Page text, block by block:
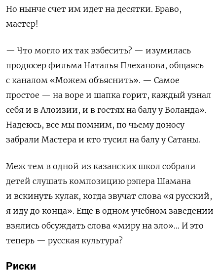
Но нынче счет им идет на десятки. Браво,
мастер!
— Что могло их так взбесить? — изумилась
продюсер фильма Наталья Плеханова, общаясь
с каналом «Можем объяснить». — Самое
простое — на воре и шапка горит, каждый узнал
себя и в Алоизии, и в гостях на балу у Воланда».
Надеюсь, все мы помним, по чьему доносу
забрали Мастера и кто тусил на балу у Сатаны.
Меж тем в одной из казанских школ собрали
детей слушать композицию рэпера Шамана
и вскинуть кулак, когда звучат слова «я русский,
я иду до конца». Еще в одном учебном заведении
взялись обсуждать слова «миру на зло»… И это
теперь — русская культура?
Риски